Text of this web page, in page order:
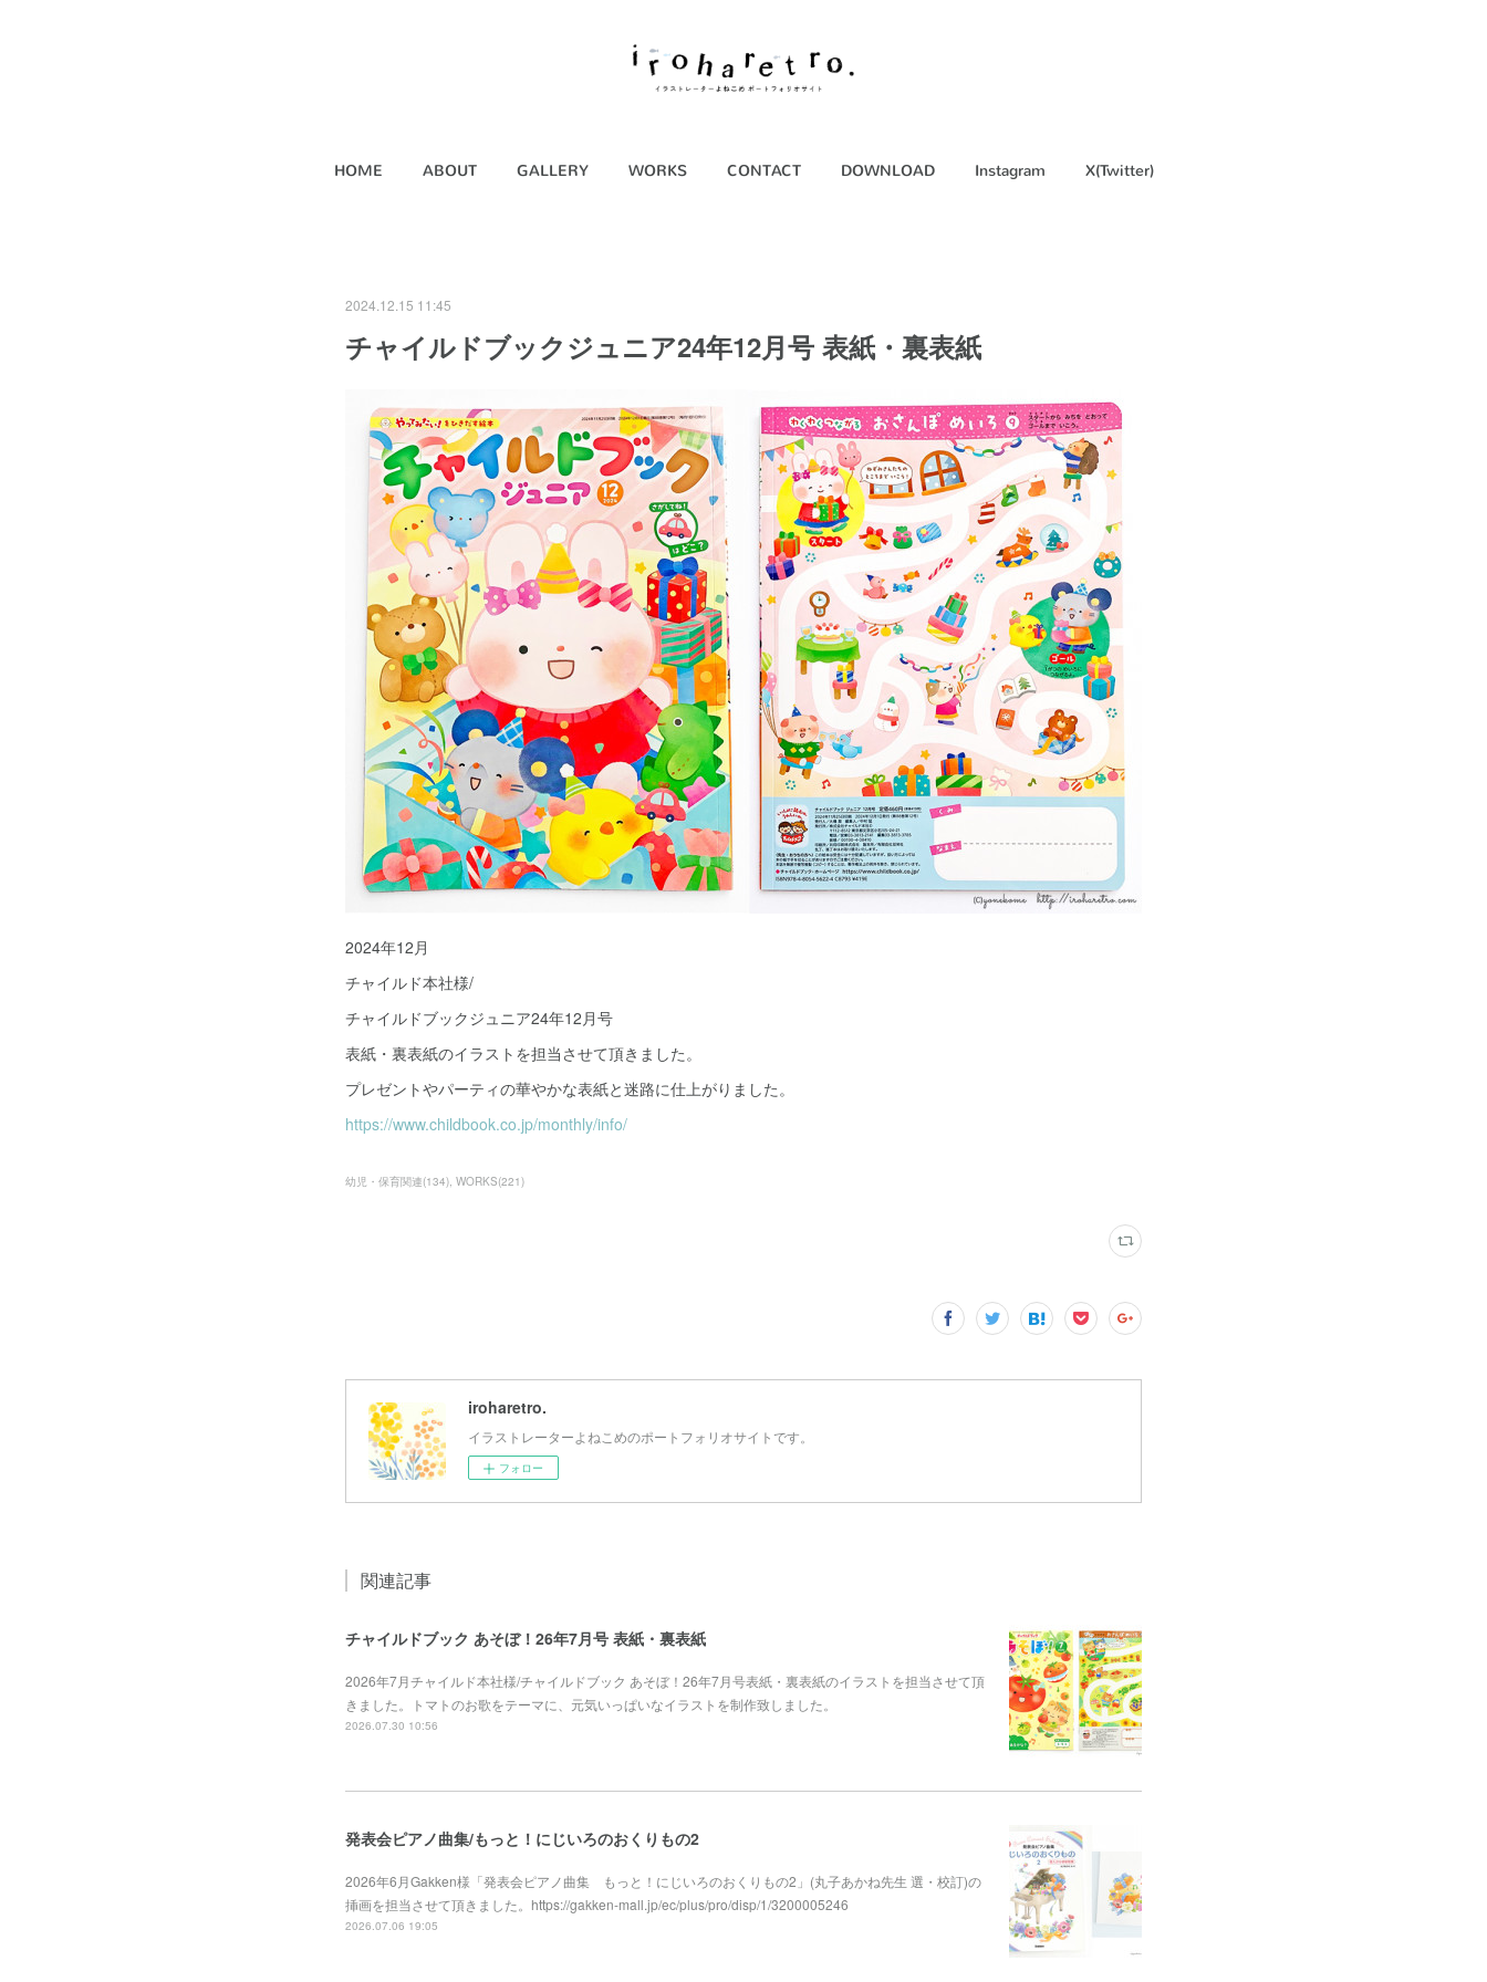
HOME ABOUT GALLERY WORKS CONTACT DOWNLOAD Instagram X(Twitter)
2024.12.15 11:45
チャイルドブックジュニア24年12月号 表紙・裏表紙
2024年12月
チャイルド本社様/
チャイルドブックジュニア24年12月号
表紙・裏表紙のイラストを担当させて頂きました。
プレゼントやパーティの華やかな表紙と迷路に仕上がりました。
https://www.childbook.co.jp/monthly/info/
幼児・保育関連(134) WORKS(221)
iroharetro.
イラストレーターよねこめのポートフォリオサイトです。
フォロー
関連記事
チャイルドブック あそぼ！26年7月号 表紙・裏表紙
2026年7月チャイルド本社様/チャイルドブック あそぼ！26年7月号表紙・裏表紙のイラストを担当させて頂
きました。トマトのお歌をテーマに、元気いっぱいなイラストを制作致しました。
2026.07.30 10:56
発表会ピアノ曲集/もっと！にじいろのおくりもの2
2026年6月Gakken様「発表会ピアノ曲集 もっと！にじいろのおくりもの2」(丸子あかね先生 選・校訂)の
挿画を担当させて頂きました。https://gakken-mall.jp/ec/plus/pro/disp/1/3200005246
2026.07.06 19:05